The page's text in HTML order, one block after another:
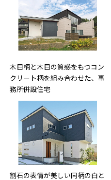
木目柄と木目の質感をもつコン
クリート柄を組み合わせた、事
務所併設住宅
割石の表情が美しい同柄の白と